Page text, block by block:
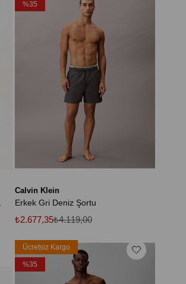
Calvin Klein
Erkek Gri Deniz Şortu
₺2.677,35₺4.119,00
%35
Ücretsiz Kargo
%35